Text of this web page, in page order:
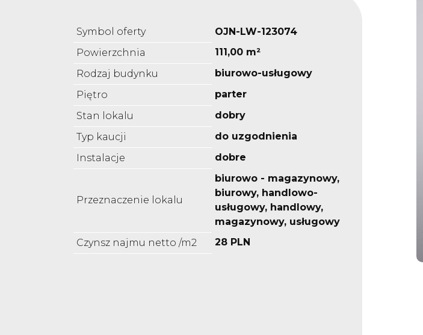
Symbol oferty
OJN-LW-123074
Powierzchnia
111,00 m²
Rodzaj budynku
biurowo-usługowy
Piętro
parter
Stan lokalu
dobry
Typ kaucji
do uzgodnienia
Instalacje
dobre
Przeznaczenie lokalu
biurowo - magazynowy,
biurowy, handlowo-
usługowy, handlowy,
magazynowy, usługowy
Czynsz najmu netto /m2
28 PLN